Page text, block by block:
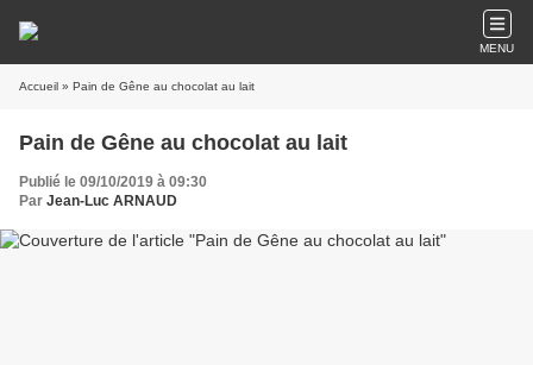
MENU
Accueil » Pain de Gêne au chocolat au lait
Pain de Gêne au chocolat au lait
Publié le 09/10/2019 à 09:30
Par Jean-Luc ARNAUD